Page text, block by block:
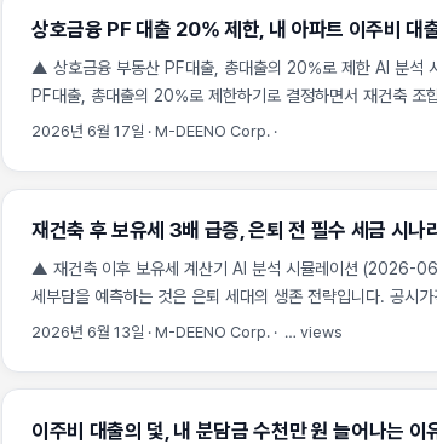
상호금융 PF 대출 20% 제한, 내 아파트 이주비 대
▲ 상호금융 부동산 PF대출, 총대출의 20%로 제한 AI 분석
PF대출, 총대출의 20%로 제한하기로 결정하면서 재건축
전망입니다. 새마을금고와 신협 등 상호금융권의 자금줄이 막
2026년 6월 17일 · M-DEENO Corp. ·
재건축 후 보유세 3배 급증, 은퇴 전 필수 세금 시나
▲ 재건축 이후 보유세 계산기 AI 분석 시뮬레이션 (2026-
세부담을 예측하는 것은 은퇴 세대의 생존 전략입니다. 공시
정교한 시뮬레이션이 필요합니다. 재건축 이후 보유세 계산기
2026년 6월 13일 · M-DEENO Corp. · … views
이주비 대출의 덫, 내 분담금 수천만 원 늘어나는 이